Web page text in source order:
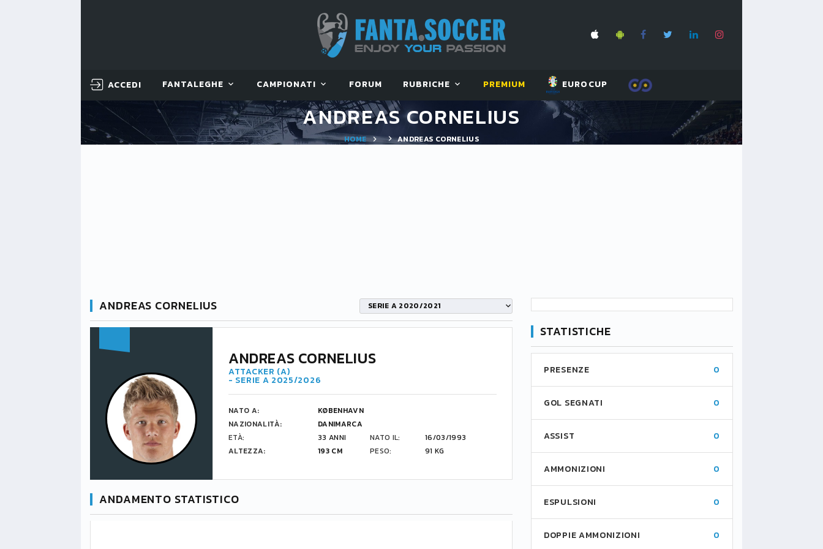
ACCEDI FANTALEGHE CAMPIONATI FORUM RUBRICHE PREMIUM EUROCUP
ANDREAS CORNELIUS
HOME ANDREAS CORNELIUS
ANDREAS CORNELIUS SERIE A 2020/2021
ANDREAS CORNELIUS
ATTACKER (A)
- SERIE A 2025/2026
NATO A:
KØBENHAVN
NAZIONALITÀ:
DANIMARCA
ETÀ:
33 ANNI NATO IL:
16/03/1993
ALTEZZA:
193 CM PESO: 91 KG
ANDAMENTO STATISTICO
STATISTICHE
PRESENZE 0
GOL SEGNATI 0
ASSIST 0
AMMONIZIONI 0
ESPULSIONI 0
DOPPIE AMMONIZIONI 0